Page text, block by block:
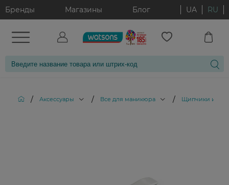
Бренды Магазины Блог UA RU
/ Аксессуары / Все для маникюра / Щипчики и